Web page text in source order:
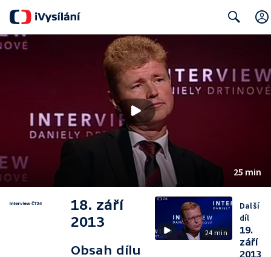
25 min
18. září
2013
Obsah dílu
24 min
Další
díl
19.
září
2013